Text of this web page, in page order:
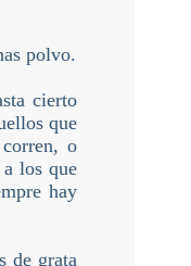
polvo.
cierto
que
o
los que
hay
de grata